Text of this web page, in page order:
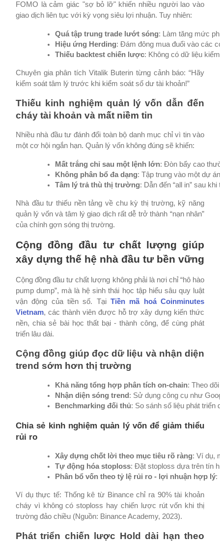
FOMO là cảm giác "sợ bỏ lỡ" khiến nhiều người lao vào
giao dịch liên tục với kỳ vọng siêu lợi nhuận. Tuy nhiên:
Quá tập trung trade lướt sóng: Làm tăng mức
Hiệu ứng Herding: Đám đông mua đuổi vào các
Thiếu backtest chiến lược: Không có dữ liệu
Chuyên gia phân tích Vitalik Buterin từng cảnh báo: “Hãy
kiểm soát tâm lý trước khi kiểm soát số dư tài khoản!”
Thiếu kinh nghiệm quản lý vốn dẫn đến
cháy tài khoản và mất niềm tin
Nhiều nhà đầu tư đánh đổi toàn bộ danh mục chỉ vì tin vào
một cơ hội ngắn hạn. Quản lý vốn không đúng sẽ khiến:
Mất trắng chỉ sau một lệnh lớn: Đòn bẩy cao
Không phân bổ đa dạng: Tập trung vào một dự
Tâm lý trả thù thị trường: Dẫn đến “all in” sau
Nhà đầu tư thiếu nền tảng về chu kỳ thị trường, kỹ năng
quản lý vốn và tâm lý giao dịch rất dễ trở thành “nạn nhân”
của chính gợn sóng thị trường.
Cộng đồng đầu tư chất lượng giúp
xây dựng thế hệ nhà đầu tư bền vững
Cộng đồng đầu tư chất lượng không phải là nơi chỉ “hô hào
pump dump”, mà là hệ sinh thái học tập hiểu sâu quy luật
vận động của tiền số. Tại Tiền mã hoá Coinminutes
Vietnam, các thành viên được hỗ trợ xây dựng kiến thức
nền, chia sẻ bài học thất bại - thành công, để cùng phát
triển lâu dài.
Cộng đồng giúp đọc dữ liệu và nhận diện
trend sớm hơn thị trường
Khả năng tổng hợp phân tích on-chain: Theo
Nhận diện sóng trend : Sử dụng công cụ như
Benchmarking đối thủ: So sánh số liệu phát
Chia sẻ kinh nghiệm quản lý vốn để giảm thiểu
rủi ro
Xây dựng chốt lời theo mục tiêu rõ ràng: Ví dụ,
Tự động hóa stoploss: Đặt stoploss dựa trên tín
Phân bổ vốn theo tỷ lệ rủi ro - lợi nhuận hợp lý:
Ví dụ thực tế: Thống kê từ Binance chỉ ra 90% tài khoản
cháy vì không có stoploss hay chiến lược rút vốn khi thị
trường đảo chiều (Nguồn: Binance Academy, 2023).
Phát triển chiến lược Hold dài hạn theo